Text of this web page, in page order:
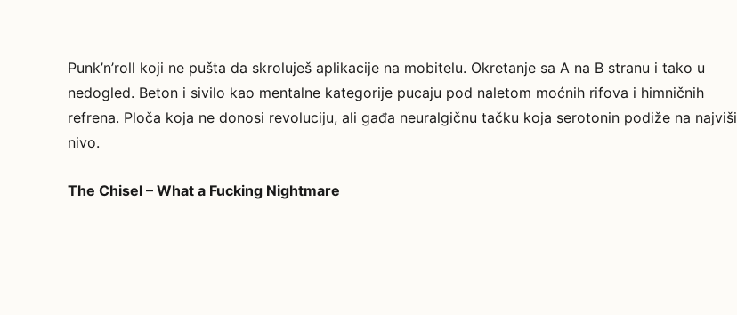
Punk’n’roll koji ne pušta da skroluješ aplikacije na mobitelu. Okretanje sa A na B stranu i tako u
nedogled. Beton i sivilo kao mentalne kategorije pucaju pod naletom moćnih rifova i himničnih
refrena. Ploča koja ne donosi revoluciju, ali gađa neuralgičnu tačku koja serotonin podiže na najviši
nivo.
The Chisel – What a Fucking Nightmare